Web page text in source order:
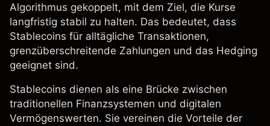
Algorithmus gekoppelt, mit dem Ziel, die Kurse
langfristig stabil zu halten. Das bedeutet, dass
Stablecoins für alltägliche Transaktionen,
grenzüberschreitende Zahlungen und das Hedging
geeignet sind.
Stablecoins dienen als eine Brücke zwischen
traditionellen Finanzsystemen und digitalen
Vermögenswerten. Sie vereinen die Vorteile der